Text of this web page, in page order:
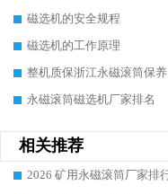
磁选机的安全规程
磁选机的工作原理
整机质保浙江永磁滚筒保养
永磁滚筒磁选机厂家排名
相关推荐